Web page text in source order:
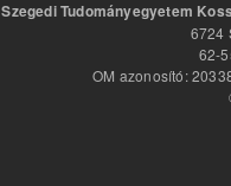
Szegedi Tudományegyetem
6724
62-
OM azonosító: